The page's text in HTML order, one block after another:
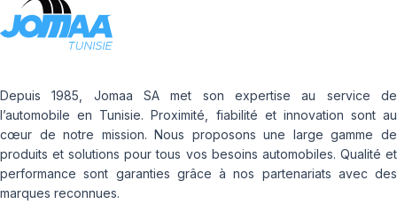
Depuis 1985, Jomaa SA met son expertise au service de
l’automobile en Tunisie. Proximité, fiabilité et innovation sont au
cœur de notre mission. Nous proposons une large gamme de
produits et solutions pour tous vos besoins automobiles. Qualité et
performance sont garanties grâce à nos partenariats avec des
marques reconnues.